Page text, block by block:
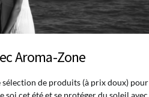
Aroma-Zone
sélection de produits (à prix doux) pour